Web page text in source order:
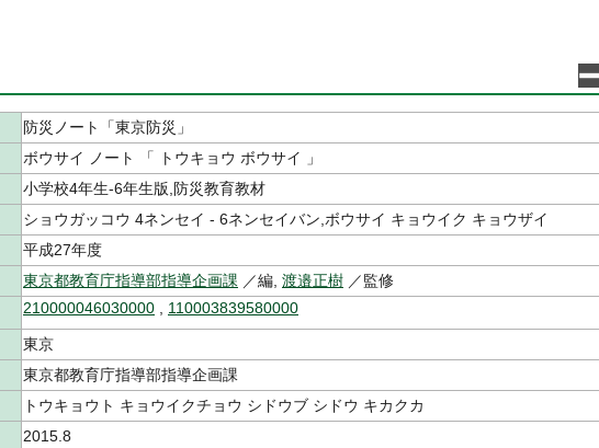
防災ノート「東京防災」
ボウサイ ノート 「 トウキョウ ボウサイ 」
小学校4年生-6年生版,防災教育教材
ショウガッコウ 4ネンセイ - 6ネンセイバン,ボウサイ キョウイク キョウザイ
平成27年度
東京都教育庁指導部指導企画課 ／編, 渡邉正樹 ／監修
210000046030000 110003839580000
東京
東京都教育庁指導部指導企画課
トウキョウト キョウイクチョウ シドウブ シドウ キカクカ
2015.8